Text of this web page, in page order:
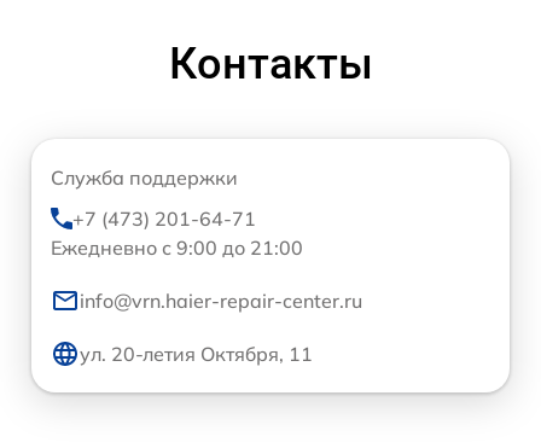
Контакты
Служба поддержки
+7 (473) 201-64-71
Ежедневно с 9:00 до 21:00
info@vrn.haier-repair-center.ru
ул. 20-летия Октября, 11